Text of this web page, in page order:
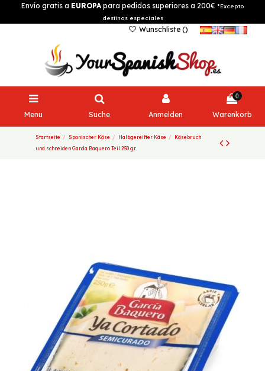
Envío gratis a EUROPApara pedidos superiores a 200€ *Excepto
destinos especiales
Wunschliste ()
Menu Suche Anmelden
0
Warenkorb
Startseite Spanischer Käse Halbgereifter Käse
Käsebruch
und schneiden García Baquero Teil 250 gr.